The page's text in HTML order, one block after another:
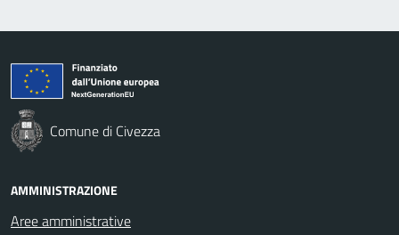
Comune di Civezza
AMMINISTRAZIONE
Aree amministrative